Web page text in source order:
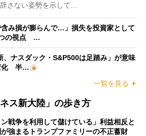
さない姿勢を示して…
含み損が膨らんで…」損失を投資家として
つの視点 …
、ナスダック・S&P500は足踏み」が意味
化 半…
一覧を見る
ス新大陸」の歩き方
ン戦争を利用して儲けている」利益相反と
強まるトランプファミリーの不正蓄財